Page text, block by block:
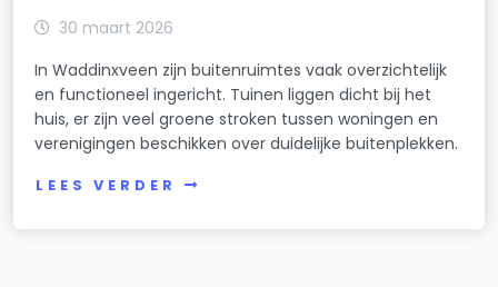
30 maart 2026
In Waddinxveen zijn buitenruimtes vaak overzichtelijk
en functioneel ingericht. Tuinen liggen dicht bij het
huis, er zijn veel groene stroken tussen woningen en
verenigingen beschikken over duidelijke buitenplekken.
LEES VERDER